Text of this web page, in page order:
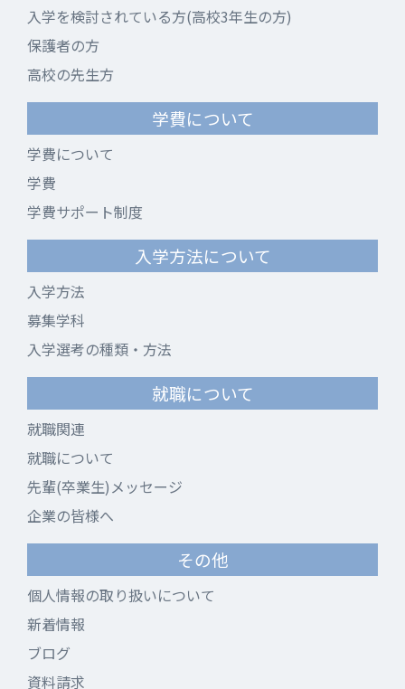
入学を検討されている方(高校3年生の方)
保護者の方
高校の先生方
学費について
学費について
学費
学費サポート制度
入学方法について
入学方法
募集学科
入学選考の種類・方法
就職について
就職関連
就職について
先輩(卒業生)メッセージ
企業の皆様へ
その他
個人情報の取り扱いについて
新着情報
ブログ
資料請求